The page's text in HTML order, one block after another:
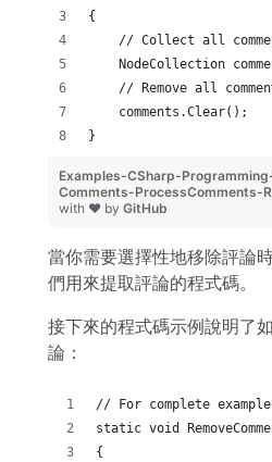
{
// Collect all
NodeCollection
// Remove all
    comments.Clear();
}
Examples-CSharp-
Comments-ProcessComments-
with ❤ by GitHub
當你需要選擇性地移除評論
們用來提取評論的程式碼。
接下來的程式碼示例說明了
論：
// For complete
static void
{